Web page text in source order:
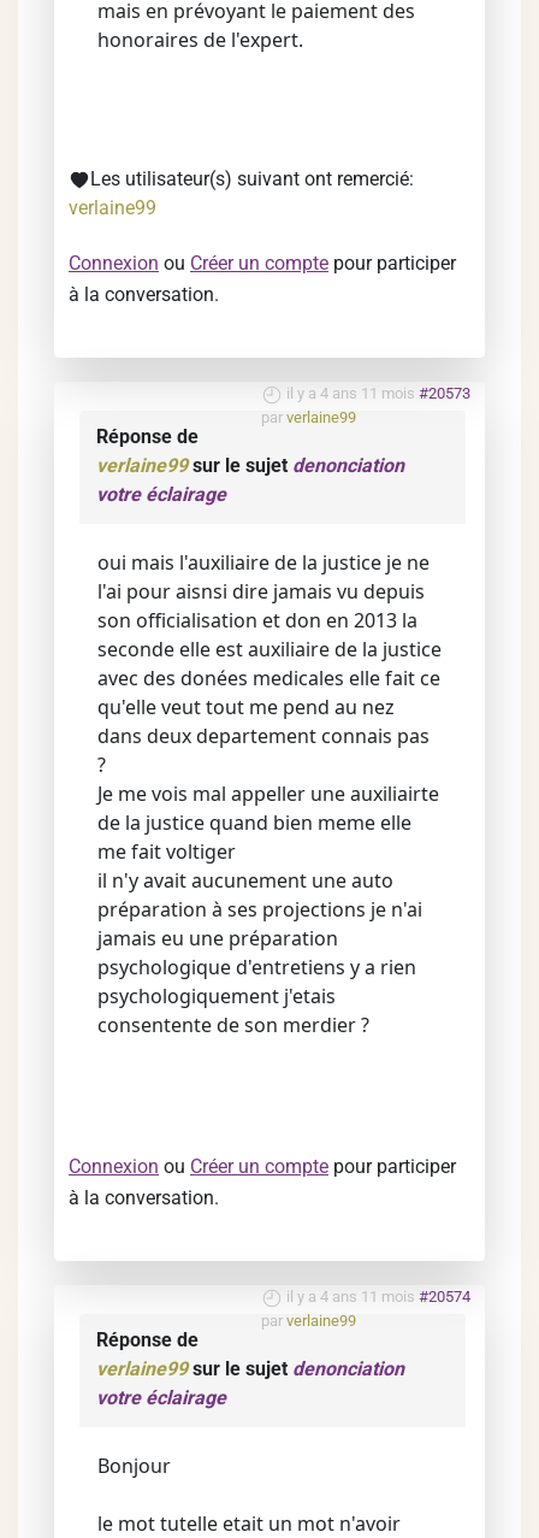
mais en prévoyant le paiement des
honoraires de l'expert.
Les utilisateur(s) suivant ont remercié:
verlaine99
Connexion ou Créer un compte pour participer
à la conversation.
il y a 4 ans 11 mois #20573
par verlaine99
Réponse de
verlaine99sur le sujet denonciation
votre éclairage
oui mais l'auxiliaire de la justice je ne
l'ai pour aisnsi dire jamais vu depuis
son officialisation et don en 2013 la
seconde elle est auxiliaire de la justice
avec des donées medicales elle fait ce
qu'elle veut tout me pend au nez
dans deux departement connais pas
?
Je me vois mal appeller une auxiliairte
de la justice quand bien meme elle
me fait voltiger
il n'y avait aucunement une auto
préparation à ses projections je n'ai
jamais eu une préparation
psychologique d'entretiens y a rien
psychologiquement j'etais
consentente de son merdier ?
Connexion ou Créer un compte pour participer
à la conversation.
il y a 4 ans 11 mois #20574
par verlaine99
Réponse de
verlaine99sur le sujet denonciation
votre éclairage
Bonjour
le mot tutelle etait un mot n'avoir